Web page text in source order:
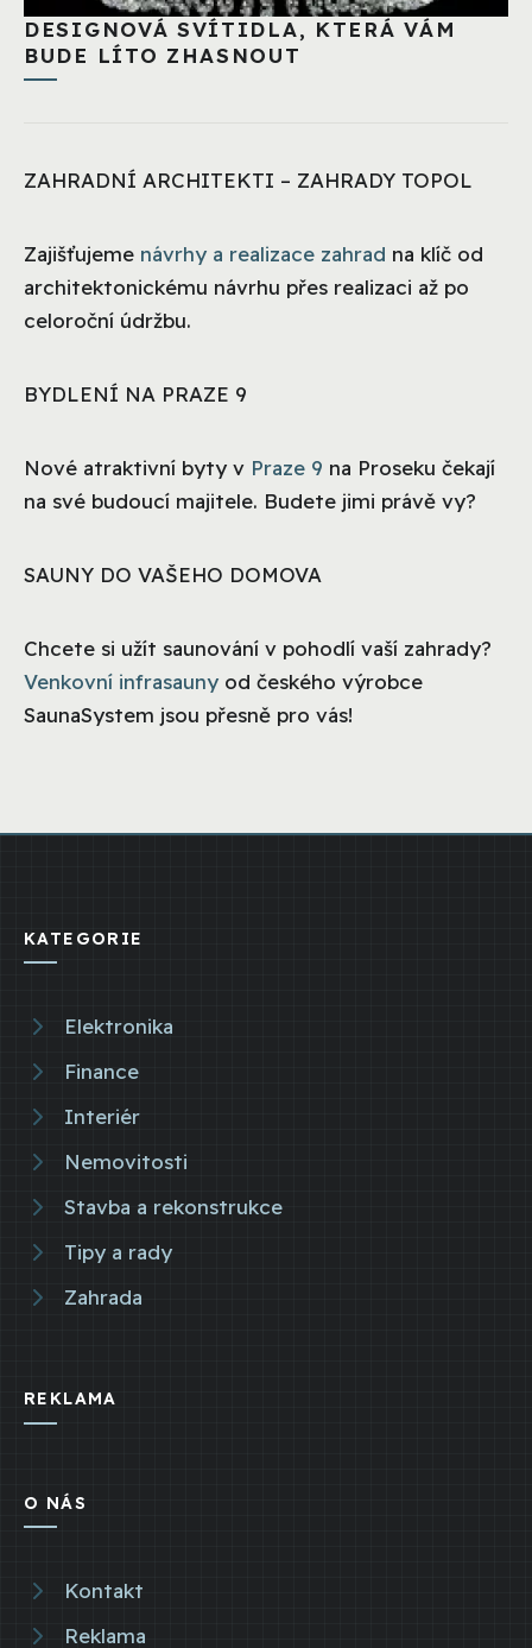
DESIGNOVÁ SVÍTIDLA, KTERÁ VÁM
BUDE LÍTO ZHASNOUT
ZAHRADNÍ ARCHITEKTI – ZAHRADY TOPOL
Zajišťujeme návrhy a realizace zahrad na klíč od
architektonickému návrhu přes realizaci až po
celoroční údržbu.
BYDLENÍ NA PRAZE 9
Nové atraktivní byty v Praze 9 na Proseku čekají
na své budoucí majitele. Budete jimi právě vy?
SAUNY DO VAŠEHO DOMOVA
Chcete si užít saunování v pohodlí vaší zahrady?
Venkovní infrasauny od českého výrobce
SaunaSystem jsou přesně pro vás!
KATEGORIE
Elektronika
Finance
Interiér
Nemovitosti
Stavba a rekonstrukce
Tipy a rady
Zahrada
REKLAMA
O NÁS
Kontakt
Reklama